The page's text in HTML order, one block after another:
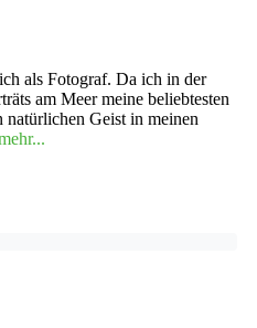
als Fotograf. Da ich in der
am Meer meine beliebtesten
natürlichen Geist in meinen